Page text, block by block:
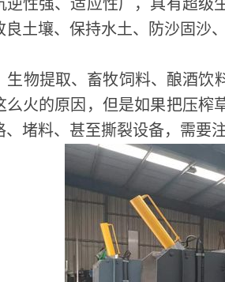
逆性强、适应性广，具有超级
良土壤、保持水土、防沙固沙
物提取、畜牧饲料、酿酒饮
么火的原因，但是如果把压榨
、堵料、甚至撕裂设备，需要